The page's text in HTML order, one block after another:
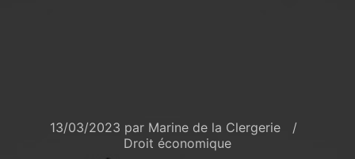
13/03/2023 par Marine de la Clergerie
Droit économique